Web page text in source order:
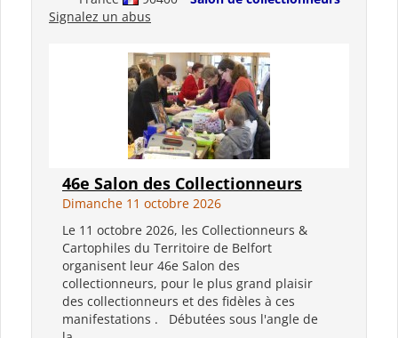
Signalez un abus
46e Salon des Collectionneurs
Dimanche 11 octobre 2026
Le 11 octobre 2026, les Collectionneurs &
Cartophiles du Territoire de Belfort
organisent leur 46e Salon des
collectionneurs, pour le plus grand plaisir
des collectionneurs et des fidèles à ces
manifestations . Débutées sous l'angle de